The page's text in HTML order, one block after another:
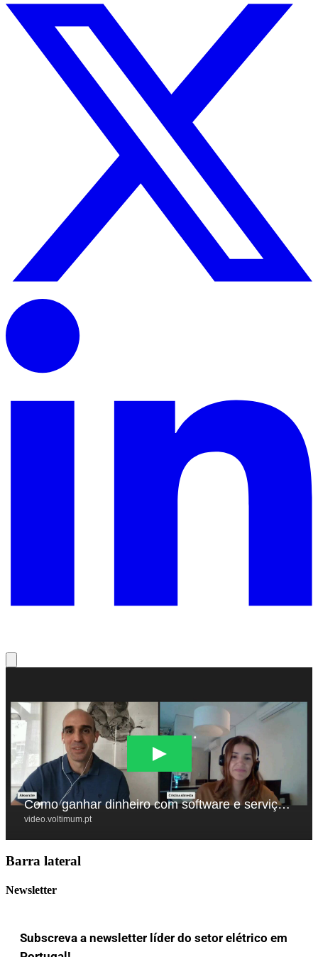
Barra lateral
Newsletter
Subscreva a newsletter líder do setor elétrico em